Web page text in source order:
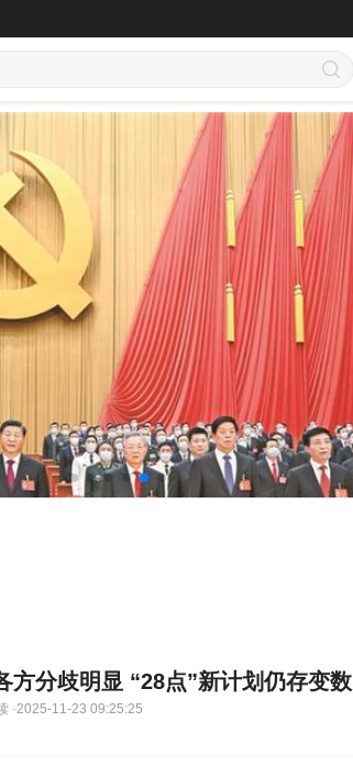
方分歧明显 “28点”新计划仍存变数
·2025-11-23 09:25:25